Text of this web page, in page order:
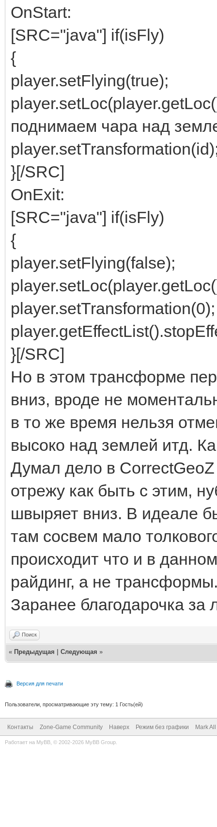
OnStart:
[SRC="java"] if(isFly)
{
player.setFlying(true);
поднимаем чара над
}[/SRC]
OnExit:
[SRC="java"] if(isFly)
{
player.setFlying(false);
player.setTransformation(0);
}[/SRC]
Но в этом трансформе
вниз, вроде не
в то же время нельзя
высоко над землей итд.
Думал дело в
отрежу как быть с этим,
швыряет вниз. В идеале
там сосвем мало
происходит что и в
райдинг, а не
Заранее благодарочка
Поиск
« Предыдущая Следующая »
Версия для печати
Пользователи, просматривающие эту тему: 1 Гость(ей)
Контакты Zone-Game Community Наверх Режим без графики Mark
Работает на MyBB , © 2002-2026 MyBB Group